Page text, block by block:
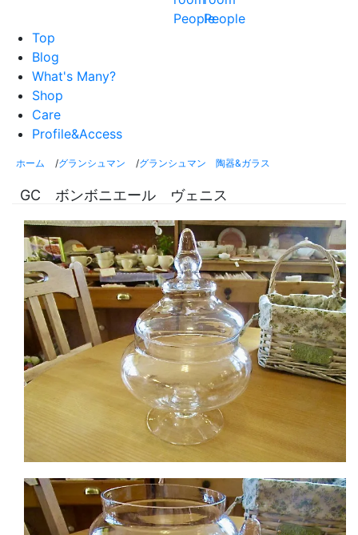
Top
Blog
What's Many?
Shop
Care
Profile&Access
ホーム /グランシュマン /グランシュマン 陶器&ガラス
GC ボンボニエール ヴェニス